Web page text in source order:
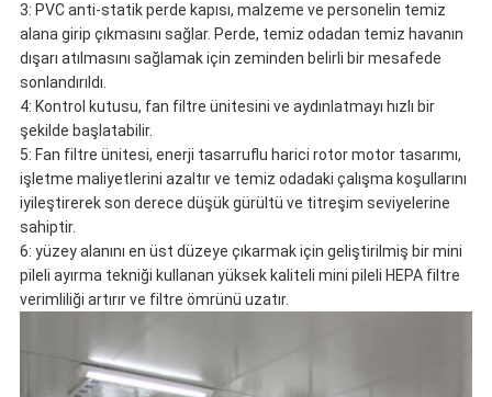
3: PVC anti-statik perde kapısı, malzeme ve personelin temiz
alana girip çıkmasını sağlar. Perde, temiz odadan temiz havanın
dışarı atılmasını sağlamak için zeminden belirli bir mesafede
sonlandırıldı.
4: Kontrol kutusu, fan filtre ünitesini ve aydınlatmayı hızlı bir
şekilde başlatabilir.
5: Fan filtre ünitesi, enerji tasarruflu harici rotor motor tasarımı,
işletme maliyetlerini azaltır ve temiz odadaki çalışma koşullarını
iyileştirerek son derece düşük gürültü ve titreşim seviyelerine
sahiptir.
6: yüzey alanını en üst düzeye çıkarmak için geliştirilmiş bir mini
pileli ayırma tekniği kullanan yüksek kaliteli mini pileli HEPA filtre
verimliliği artırır ve filtre ömrünü uzatır.